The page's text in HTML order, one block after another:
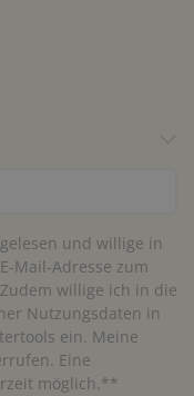
gelesen und willige in
Mail-Adresse zum
willige ich in die
Nutzungsdaten in
ein. Meine
Eine
möglich.**